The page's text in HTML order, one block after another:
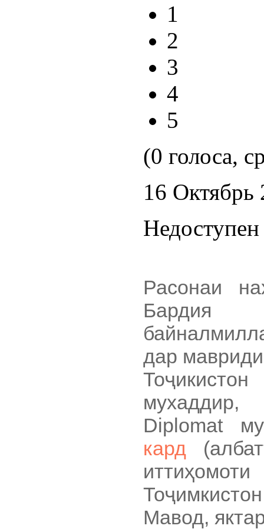
1
2
3
4
5
(0 голоса,
16 Октябрь
Расонаи
Бардия
дар
Diplomat
кард
Мавод,